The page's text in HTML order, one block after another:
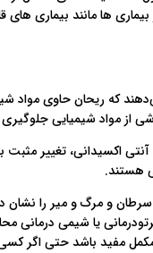
ها مانند بیماری های
که ریحان حاوی مواد
از مواد شیمیایی جلوگیری
اکسیدانی، تغییر مثبت
هستند.
سرطان و مرگ و میر را
یا شیمی
مفید باشد حتی اگر